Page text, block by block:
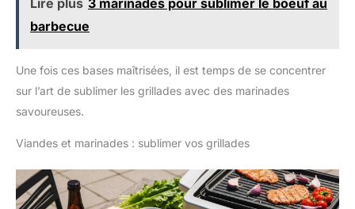
Lire plus 3 marinades pour sublimer le boeuf au
barbecue
Une fois ces bases maîtrisées, il est temps de se concentrer
sur l’art de sublimer les grillades avec des marinades
savoureuses.
Viandes et marinades : sublimer vos grillades